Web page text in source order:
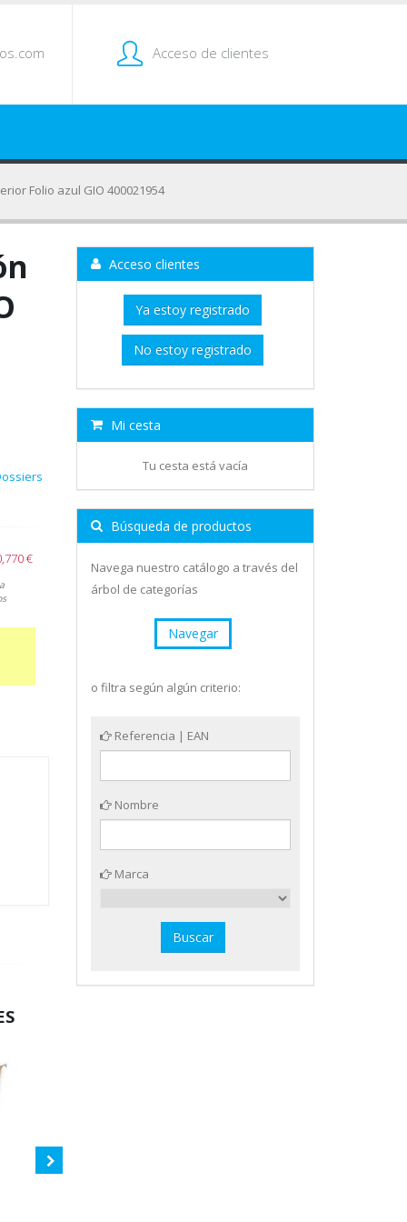
Acceso de clientes
Folio azul GIO 400021954
€
Acceso clientes
Ya estoy registrado
No estoy registrado
Mi cesta
Tu cesta está vacía
Búsqueda de productos
Navega nuestro catálogo a través del
árbol de categorías
Navegar
o filtra según algún criterio:
Referencia | EAN
Nombre
Marca